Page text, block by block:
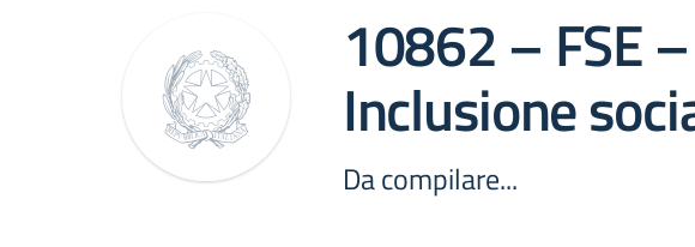
10862 – FSE –
Inclusione
Da compilare...